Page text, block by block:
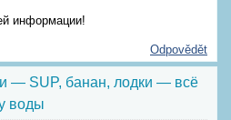
информации!
Odpovědět
— SUP, банан, лодки — всё
воды